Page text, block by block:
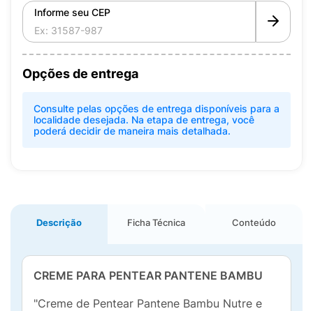
Informe seu CEP
Opções de entrega
Consulte pelas opções de entrega disponíveis para a
localidade desejada. Na etapa de entrega, você
poderá decidir de maneira mais detalhada.
Descrição Ficha Técnica Conteúdo
CREME PARA PENTEAR PANTENE BAMBU
"Creme de Pentear Pantene Bambu Nutre e